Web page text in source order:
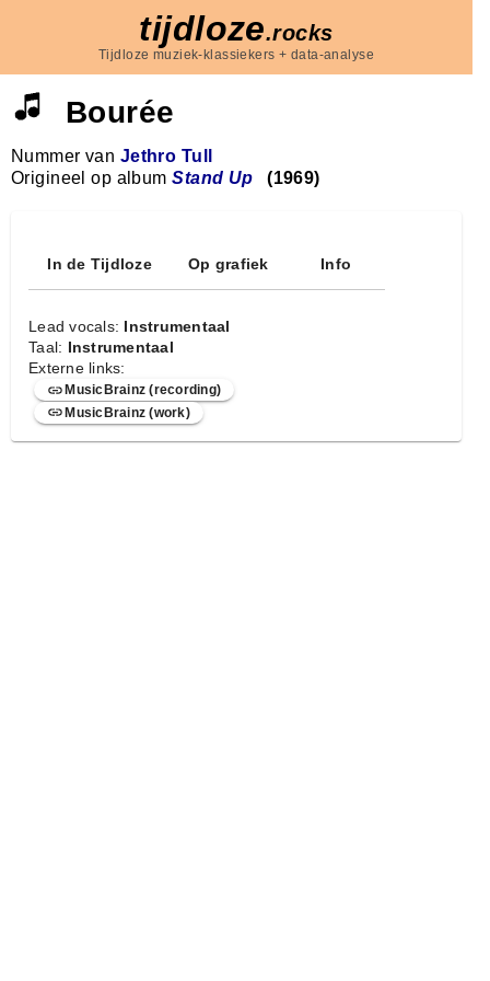
tijdloze.rocks
Tijdloze muziek-klassiekers + data-analyse
Bourée
Nummer van Jethro Tull
Origineel op albumStand Up (1969)
In de Tijdloze Op grafiek Info
Lead vocals: Instrumentaal
Taal: Instrumentaal
Externe links:
MusicBrainz (recording)
MusicBrainz (work)